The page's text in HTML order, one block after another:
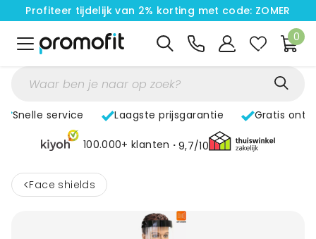
Profiteer tijdelijk van 2% korting met code: ZOMER
0
Snelle service Laagste prijsgarantie Gratis
100.000+ klanten 9,7/10
< Face shields